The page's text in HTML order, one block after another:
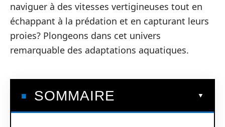
naviguer à des vitesses vertigineuses tout en
échappant à la prédation et en capturant leurs
proies? Plongeons dans cet univers
remarquable des adaptations aquatiques.
SOMMAIRE